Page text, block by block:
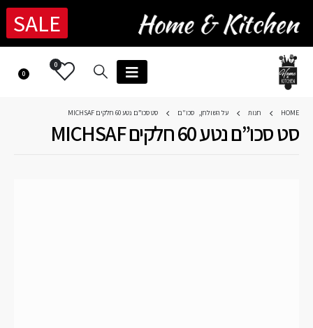
SALE
0
0
HOME חנות על השולחן, סכו"ם סט סכו”ם נטע 60 חלקים MICHSAF
סט סכו”ם נטע 60 חלקים MICHSAF